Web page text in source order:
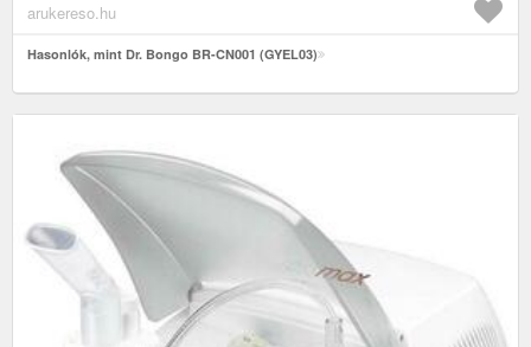
arukereso.hu
Hasonlók, mint Dr. Bongo BR-CN001 (GYEL03)